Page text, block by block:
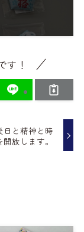
す！
日と精神と時
放します。